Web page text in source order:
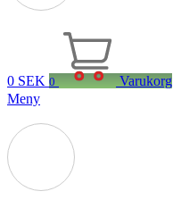
0 SEK 0
Varukorg
Meny